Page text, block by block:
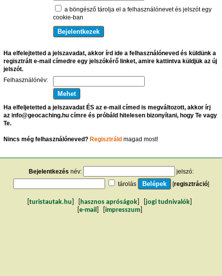
a böngésző tárolja el a felhasználónevet és jelszót egy
cookie-ban
Ha elfelejtetted a jelszavadat, akkor írd ide a felhasználóneved és küldünk a
regisztrált e-mail címedre egy jelszókérő linket, amire kattintva küldjük az új
jelszót.
Felhasználónév:
Ha elfeljetetted a jelszavadat ÉS az e-mail címed is megváltozott, akkor írj
az info@geocaching.hu címre és próbáld hitelesen bizonyítani, hogy Te vagy
Te.
Nincs még felhasználóneved? Regisztráld magad most!
Bejelentkezés név:
jelszó:
tárolás
[regisztráció]
turistautak.hu hasznos apróságok jogi tudnivalók
e-mail impresszum]